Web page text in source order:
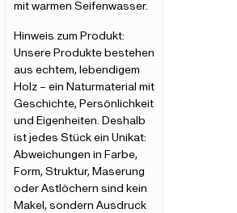
mit warmen Seifenwasser.
Hinweis zum Produkt:
Unsere Produkte bestehen
aus echtem, lebendigem
Holz – ein Naturmaterial mit
Geschichte, Persönlichkeit
und Eigenheiten. Deshalb
ist jedes Stück ein Unikat:
Abweichungen in Farbe,
Form, Struktur, Maserung
oder Astlöchern sind kein
Makel, sondern Ausdruck